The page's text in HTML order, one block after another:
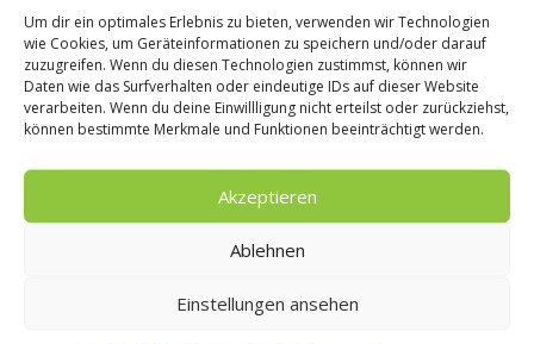
Um dir ein optimales Erlebnis zu bieten, verwenden wir Technologien
wie Cookies, um Geräteinformationen zu speichern und/oder darauf
zuzugreifen. Wenn du diesen Technologien zustimmst, können wir
Daten wie das Surfverhalten oder eindeutige IDs auf dieser Website
verarbeiten. Wenn du deine Einwillligung nicht erteilst oder zurückziehst,
können bestimmte Merkmale und Funktionen beeinträchtigt werden.
Akzeptieren
Ablehnen
Einstellungen ansehen
Beitrag teilen
Ticket
s für
eat&S
Punk
Chef